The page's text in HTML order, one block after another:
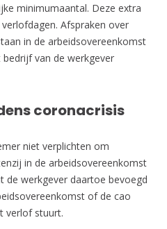
minimumaantal. Deze extra
Afspraken over
in de arbeidsovereenkomst
van de werkgever
coronacrisis
niet verplichten om
in de arbeidsovereenkomst
de werkgever daartoe bevoegd
of de cao
verlof stuurt.